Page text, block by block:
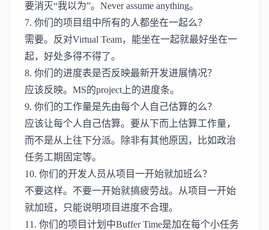
要消灭“我以为”。Never assume anything。
7. 你们的项目组中所有的人都坐在一起么？
需要。反对Virtual Team，能坐在一起就最好坐在一
起，好处多得不得了。
8. 你们的进度表是否反映最新开发进展情况？
应该反映。MS的project上的进度条。
9. 你们的工作量是先由每个人自己估算的么？
应该让每个人自己估算。要从下而上估算工作量，
而不是从上往下分派。除非有其他原因，比如政治
任务工期固定等。
10. 你们的开发人员从项目一开始就加班么？
不要这样。不要一开始就搞疲劳战。从项目一开始
就加班，只能说明项目进度不合理。
11. 你们的项目计划中Buffer Time是加在每个小任务